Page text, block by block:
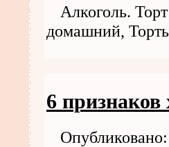
Алкоголь.
домашний,
6